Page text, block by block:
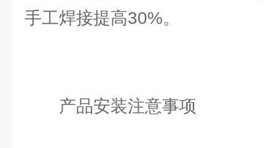
手工焊接提高30%。
产品安装注意事项